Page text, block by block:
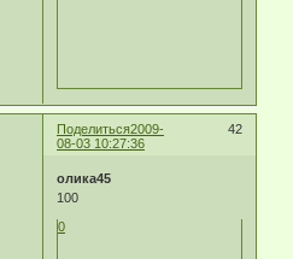
Поделиться 42
2009-
08-03 10:27:36
олика45
100
0